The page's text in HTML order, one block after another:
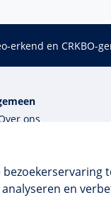
en
erkend en CRKBO-
ons
voorwaarden
& privacy